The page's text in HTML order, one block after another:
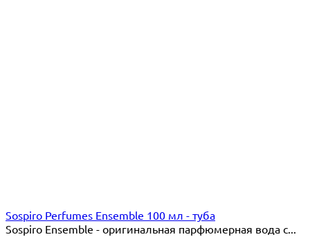
Sospiro Perfumes Ensemble 100 мл - туба
Sospiro Ensemble - оригинальная парфюмерная вода с...